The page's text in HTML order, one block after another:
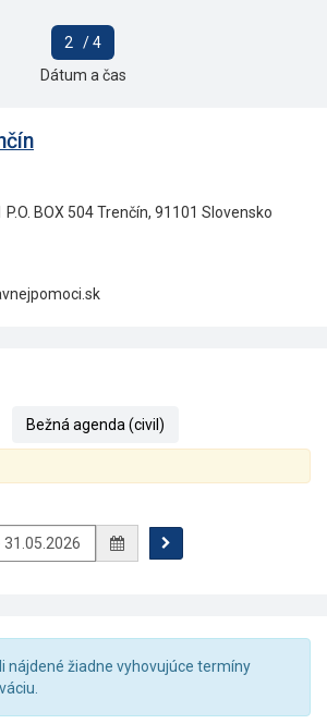
2
/ 4
Dátum a čas
BOX 504 Trenčín, 91101 Slovensko
Bežná agenda (civil)
nájdené žiadne vyhovujúce termíny